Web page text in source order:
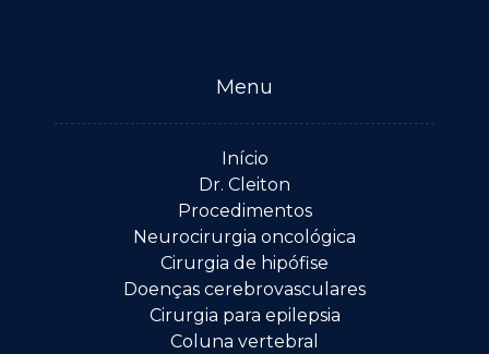
Menu
Início
Dr. Cleiton
Procedimentos
Neurocirurgia oncológica
Cirurgia de hipófise
Doenças cerebrovasculares
Cirurgia para epilepsia
Coluna vertebral